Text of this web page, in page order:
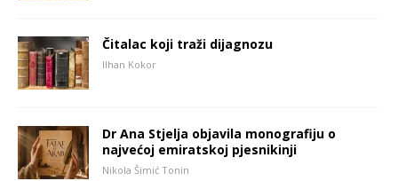
Čitalac koji traži dijagnozu
Ilhan Kokor
Dr Ana Stjelja objavila monografiju o
najvećoj emiratskoj pjesnikinji
Nikola Šimić Tonin